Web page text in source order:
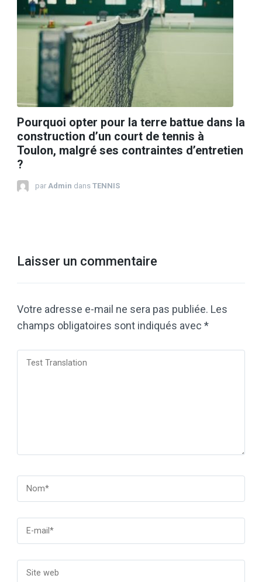
Pourquoi opter pour la terre battue dans la
construction d’un court de tennis à
Toulon, malgré ses contraintes d’entretien
?
par Admin dans TENNIS
Laisser un commentaire
Votre adresse e-mail ne sera pas publiée. Les
champs obligatoires sont indiqués avec *